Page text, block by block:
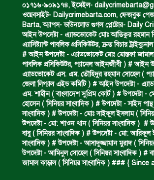
ঝুলন্ত মরদেহ উদ্ধার।
অবৈধ ঘের নির্মাণে আটক।
একজন সড়ক দুর্ঘটনায়
ডাকাত দলের সদস্য
ঝুলন্ত মরদেহ উদ্ধার।
০১৭১৬-৯০৯১৭৪, ইমেইল-
ওয়েবসাইট- Dailycrimebarta.com, ফেজবুক
Barta, অ‍্যাপস- ডাউনলোড গুগল প্লেষ্টোর- Daily
আইন উপদেষ্টা - এ্যাডভোকেট মোঃ আতিকুর রহমান
এ‍্যাসিষ্ট‍্যান্ট পাবলিক প্রসিকিউটর, দ্রুত বিচার
# আইন উপদেষ্টা - এ্যাডভোকেট মোঃ মোস্তফা জামাল (
পাবলিক প্রসিকিউটর, প‍্যানেল আইনজীবী ) # আইন
এ্যাডভোকেট এস. এম. তৌহিদুর রহমান সোহেল (
জেলা লিগ্যাল এইড কমিটি ) # আইন উপদেষ্টা -
এম. শাহীন ( বাংলাদেশ সুপ্রিম কোর্ট ) # উপদেষ্টা -
হোসেন ( সিনিয়র সাংবাদিক ) # উপদেষ্টা - সাইদ
সাংবাদিক ) # উপদেষ্টা - মোঃ সাইফুল ইসলাম (
উপদেষ্টা - মো: শাওন খান ( সিনিয়র সাংবাদিক ) #
বাবু ( সিনিয়র সাংবাদিক ) # উপদেষ্টা - মো: আরিফুল
সাংবাদিক ) # উপদেষ্টা - আসাদুজ্জামান মুরাদ (
উপদেষ্টা - আমিনুল সোহেল ( সিনিয়র সাংবাদিক ) #
জামাল কাড়াল ( সিনিয়র সাংবাদিক ) ### {